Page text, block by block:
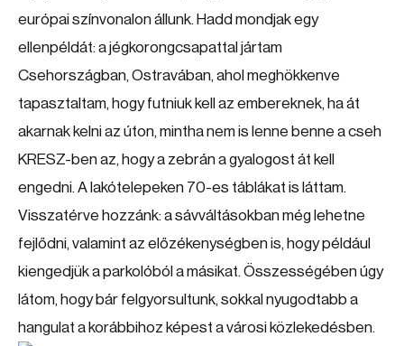
európai színvonalon állunk. Hadd mondjak egy
ellenpéldát: a jégkorongcsapattal jártam
Csehországban, Ostravában, ahol meghökkenve
tapasztaltam, hogy futniuk kell az embereknek, ha át
akarnak kelni az úton, mintha nem is lenne benne a cseh
KRESZ-ben az, hogy a zebrán a gyalogost át kell
engedni. A lakótelepeken 70-es táblákat is láttam.
Visszatérve hozzánk: a sávváltásokban még lehetne
fejlődni, valamint az előzékenységben is, hogy például
kiengedjük a parkolóból a másikat. Összességében úgy
látom, hogy bár felgyorsultunk, sokkal nyugodtabb a
hangulat a korábbihoz képest a városi közlekedésben.